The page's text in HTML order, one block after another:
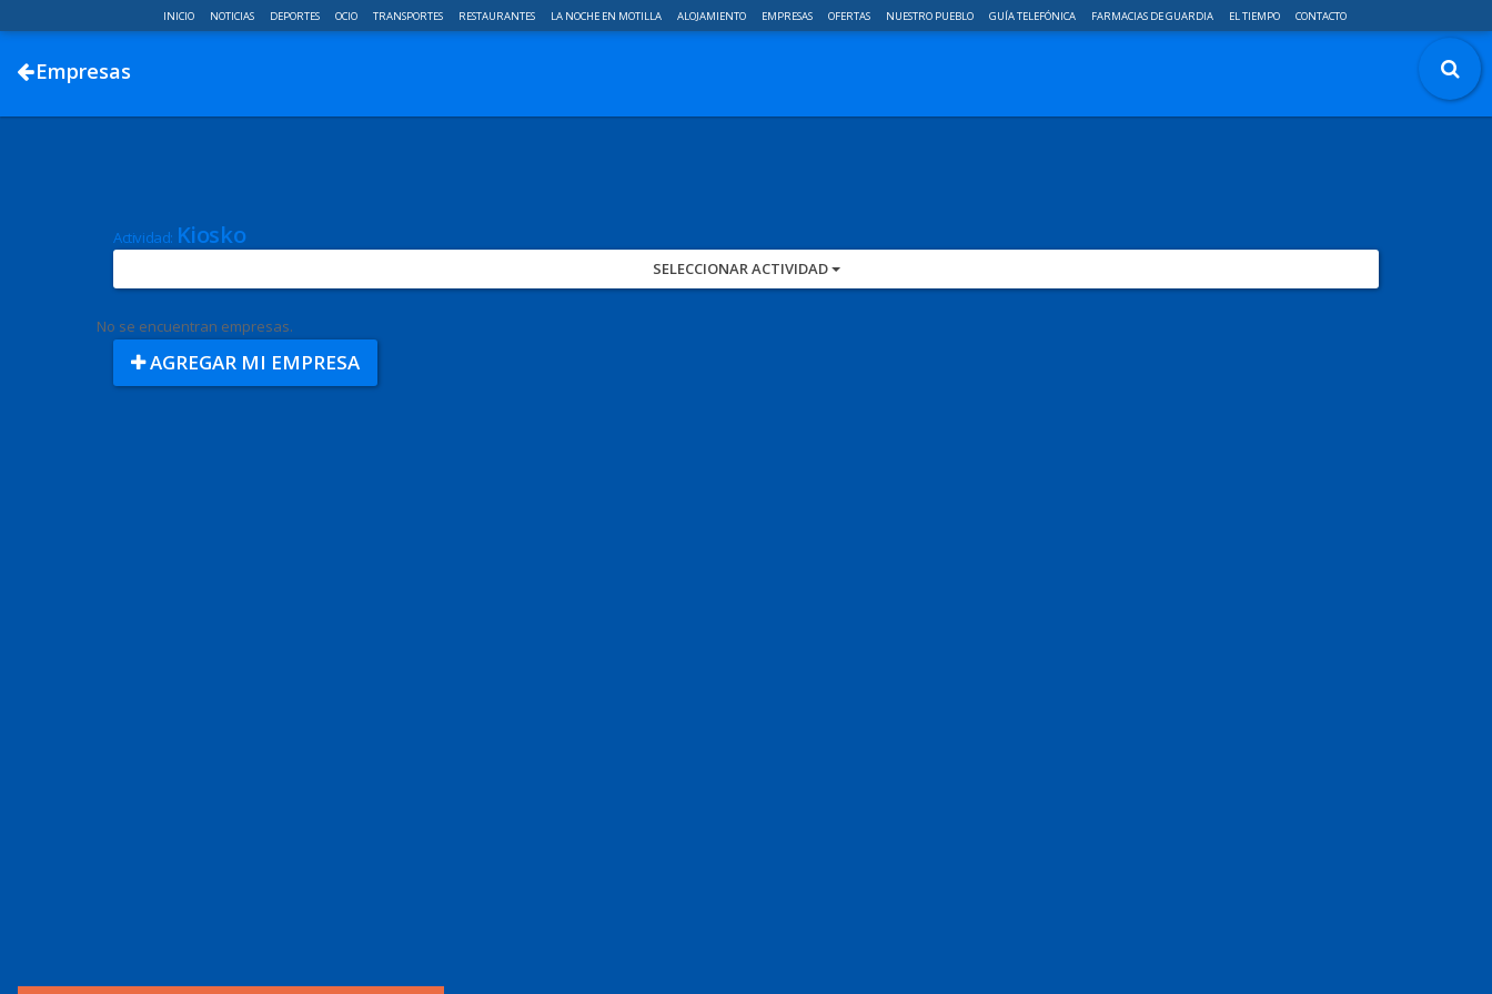
INICIO NOTICIAS DEPORTES OCIO TRANSPORTES RESTAURANTES LA NOCHE EN MOTILLA ALOJAMIENTO EMPRESAS OFERTAS NUESTRO PUEBLO GUÍA TELEFÓNICA FARMACIAS DE GUARDIA EL TIEMPO CONTACTO
Empresas
Actividad: Kiosko
SELECCIONAR ACTIVIDAD
No se encuentran empresas.
AGREGAR MI EMPRESA